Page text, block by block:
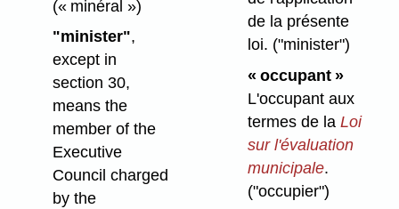
(« minéral »)
"minister",
except in
section 30,
means the
member of the
Executive
Council charged
by the
de la présente
loi. ("minister")
« occupant »
L'occupant aux
termes de la Loi
sur l'évaluation
municipale.
("occupier")